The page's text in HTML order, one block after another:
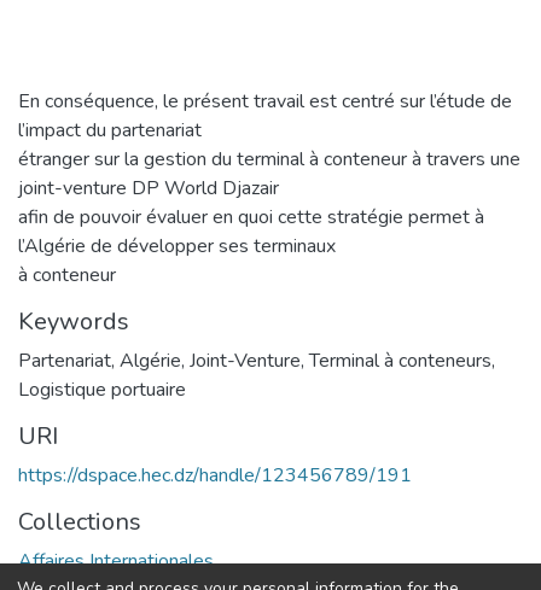
En conséquence, le présent travail est centré sur l’étude de
l’impact du partenariat
étranger sur la gestion du terminal à conteneur à travers une
joint-venture DP World Djazair
afin de pouvoir évaluer en quoi cette stratégie permet à
l’Algérie de développer ses terminaux
à conteneur
Keywords
Partenariat, Algérie, Joint-Venture,Terminal à conteneurs,
Logistique portuaire
URI
https://dspace.hec.dz/handle/123456789/191
Collections
Affaires Internationales